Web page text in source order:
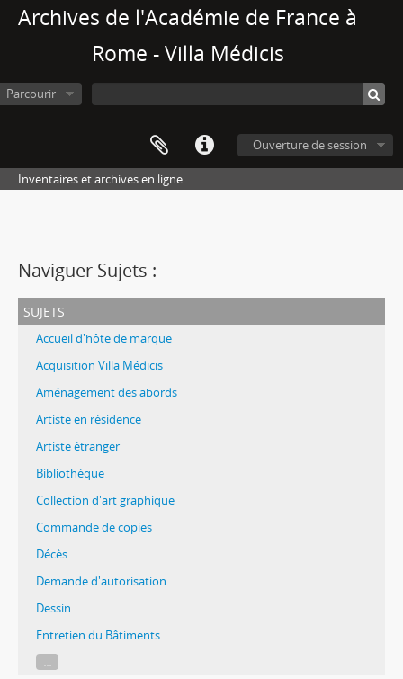
Archives de l'Académie de France à
Rome - Villa Médicis
Parcourir
Ouverture de session
Inventaires et archives en ligne
Naviguer Sujets :
sujets
Accueil d'hôte de marque
Acquisition Villa Médicis
Aménagement des abords
Artiste en résidence
Artiste étranger
Bibliothèque
Collection d'art graphique
Commande de copies
Décès
Demande d'autorisation
Dessin
Entretien du Bâtiments
...